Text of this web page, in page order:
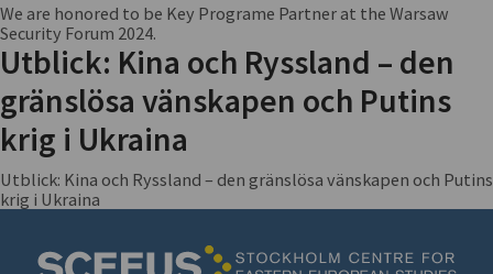
We are honored to be Key Programe Partner at the Warsaw
Security Forum 2024.
Utblick: Kina och Ryssland – den
gränslösa vänskapen och Putins
krig i Ukraina
Utblick: Kina och Ryssland – den gränslösa vänskapen och Putins
krig i Ukraina